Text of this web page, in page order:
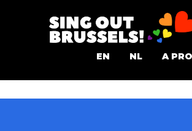
Out
Brussels!
EN NL A